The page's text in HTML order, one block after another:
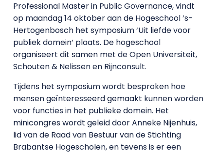
Professional Master in Public Governance, vindt
op maandag 14 oktober aan de Hogeschool ’s-
Hertogenbosch het symposium ‘Uit liefde voor
publiek domein’ plaats. De hogeschool
organiseert dit samen met de Open Universiteit,
Schouten & Nelissen en Rijnconsult.
Tijdens het symposium wordt besproken hoe
mensen geïnteresseerd gemaakt kunnen worden
voor functies in het publieke domein. Het
minicongres wordt geleid door Anneke Nijenhuis,
lid van de Raad van Bestuur van de Stichting
Brabantse Hogescholen, en tevens is er een